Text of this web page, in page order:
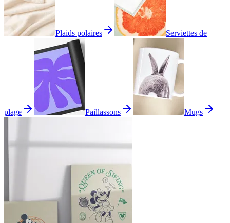
Plaids polaires Serviettes de
plage Paillassons Mugs